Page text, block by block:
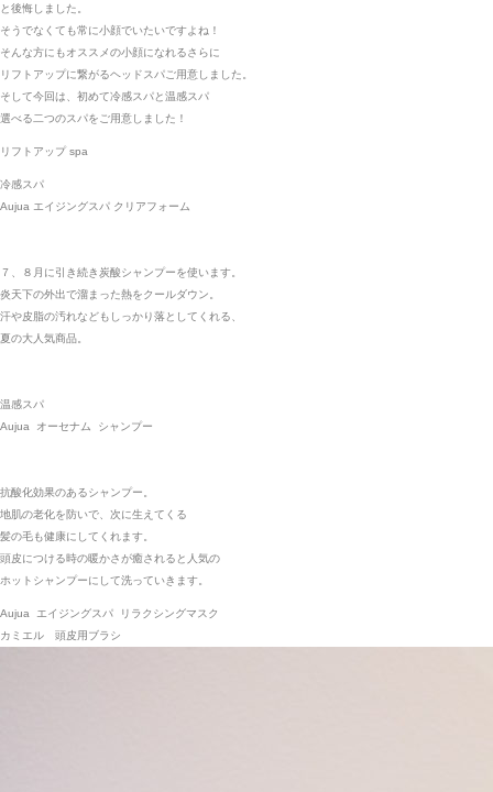
と後悔しました。
そうでなくても常に小顔でいたいですよね！
そんな方にもオススメの小顔になれるさらに
リフトアップに繋がるヘッドスパご用意しました。
そして今回は、初めて冷感スパと温感スパ
選べる二つのスパをご用意しました！
リフトアップ spa
冷感スパ
Aujua エイジングスパ クリアフォーム
７、８月に引き続き炭酸シャンプーを使います。
炎天下の外出で溜まった熱をクールダウン。
汗や皮脂の汚れなどもしっかり落としてくれる、
夏の大人気商品。
温感スパ
Aujua オーセナム シャンプー
抗酸化効果のあるシャンプー。
地肌の老化を防いで、次に生えてくる
髪の毛も健康にしてくれます。
頭皮につける時の暖かさが癒されると人気の
ホットシャンプーにして洗っていきます。
Aujua エイジングスパ リラクシングマスク
カミエル 頭皮用ブラシ